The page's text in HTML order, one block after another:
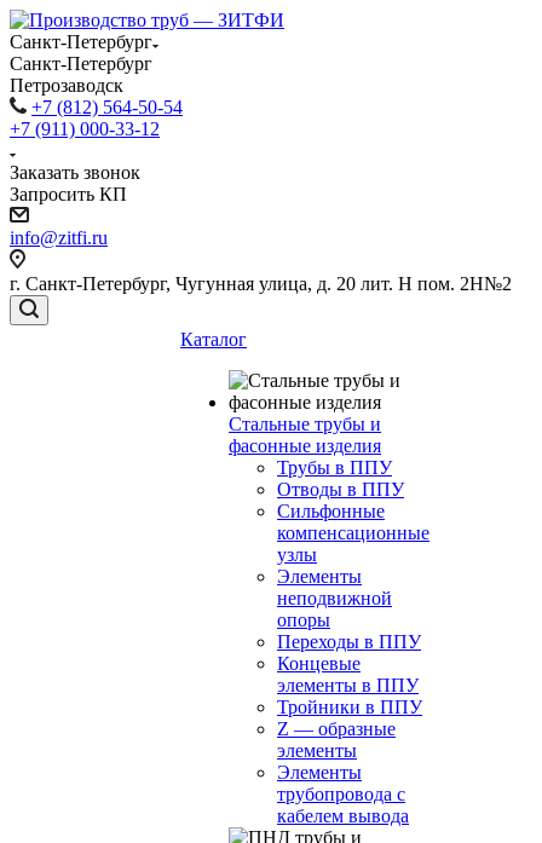
Санкт-Петербург
Санкт-Петербург
Петрозаводск
+7 (812) 564-50-54
+7 (911) 000-33-12
Заказать звонок
Запросить КП
info@zitfi.ru
г. Санкт-Петербург, Чугунная улица, д. 20 лит. Н пом. 2Н№2
Каталог
Стальные трубы и
фасонные изделия
Трубы в ППУ
Отводы в ППУ
Сильфонные
компенсационные
узлы
Элементы
неподвижной
опоры
Переходы в ППУ
Концевые
элементы в ППУ
Тройники в ППУ
Z — образные
элементы
Элементы
трубопровода с
кабелем вывода